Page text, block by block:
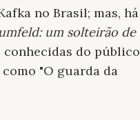
no Brasil; mas, há
um solteirão de
conhecidas do público
"O guarda da